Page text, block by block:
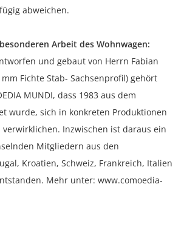
abweichen.
Arbeit des Wohnwagen:
und gebaut von Herrn Fabian
Fichte Stab- Sachsenprofil) gehört
MUNDI, dass 1983 aus dem
wurde, sich in konkreten Produktionen
verwirklichen. Inzwischen ist daraus ein
Mitgliedern aus den
Kroatien, Schweiz, Frankreich, Italien
Mehr unter: www.comoedia-